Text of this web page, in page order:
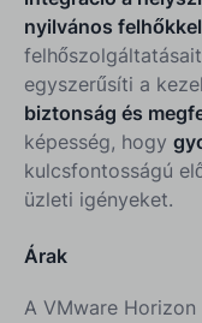
nyilvános felhőkkel
egyszerűsíti a
biztonság és
képesség, hogy
kulcsfontosságú
üzleti igényeket.
Árak
A VMware